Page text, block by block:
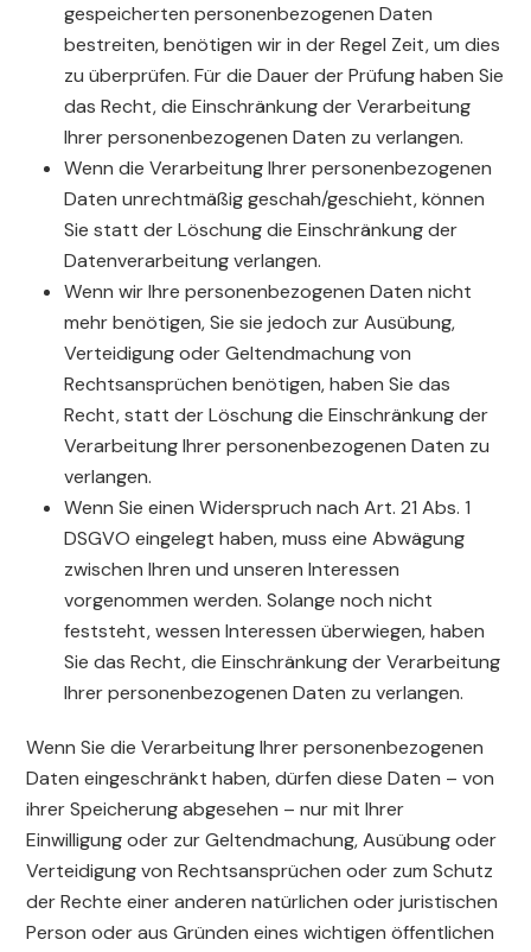
gespeicherten personenbezogenen Daten
bestreiten, benötigen wir in der Regel Zeit, um dies
zu überprüfen. Für die Dauer der Prüfung haben Sie
das Recht, die Einschränkung der Verarbeitung
Ihrer personenbezogenen Daten zu verlangen.
Wenn die Verarbeitung Ihrer personenbezogenen
Daten unrechtmäßig geschah/geschieht, können
Sie statt der Löschung die Einschränkung der
Datenverarbeitung verlangen.
Wenn wir Ihre personenbezogenen Daten nicht
mehr benötigen, Sie sie jedoch zur Ausübung,
Verteidigung oder Geltendmachung von
Rechtsansprüchen benötigen, haben Sie das
Recht, statt der Löschung die Einschränkung der
Verarbeitung Ihrer personenbezogenen Daten zu
verlangen.
Wenn Sie einen Widerspruch nach Art. 21 Abs. 1
DSGVO eingelegt haben, muss eine Abwägung
zwischen Ihren und unseren Interessen
vorgenommen werden. Solange noch nicht
feststeht, wessen Interessen überwiegen, haben
Sie das Recht, die Einschränkung der Verarbeitung
Ihrer personenbezogenen Daten zu verlangen.
Wenn Sie die Verarbeitung Ihrer personenbezogenen
Daten eingeschränkt haben, dürfen diese Daten – von
ihrer Speicherung abgesehen – nur mit Ihrer
Einwilligung oder zur Geltendmachung, Ausübung oder
Verteidigung von Rechtsansprüchen oder zum Schutz
der Rechte einer anderen natürlichen oder juristischen
Person oder aus Gründen eines wichtigen öffentlichen